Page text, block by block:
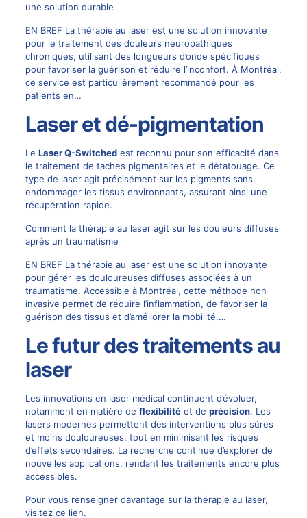
une solution durable
EN BREF La thérapie au laser est une solution innovante
pour le traitement des douleurs neuropathiques
chroniques, utilisant des longueurs d’onde spécifiques
pour favoriser la guérison et réduire l’inconfort. À Montréal,
ce service est particulièrement recommandé pour les
patients en…
Laser et dé-pigmentation
Le Laser Q-Switchedest reconnu pour son efficacité dans
le traitement de taches pigmentaires et le détatouage. Ce
type de laser agit précisément sur les pigments sans
endommager les tissus environnants, assurant ainsi une
récupération rapide.
Comment la thérapie au laser agit sur les douleurs diffuses
après un traumatisme
EN BREF La thérapie au laser est une solution innovante
pour gérer les douloureuses diffuses associées à un
traumatisme. Accessible à Montréal, cette méthode non
invasive permet de réduire l’inflammation, de favoriser la
guérison des tissus et d’améliorer la mobilité.…
Le futur des traitements au
laser
Les innovations en laser médical continuent d’évoluer,
notamment en matière de flexibilitéet de précision. Les
lasers modernes permettent des interventions plus sûres
et moins douloureuses, tout en minimisant les risques
d’effets secondaires. La recherche continue d’explorer de
nouvelles applications, rendant les traitements encore plus
accessibles.
Pour vous renseigner davantage sur la thérapie au laser,
visitez ce lien.